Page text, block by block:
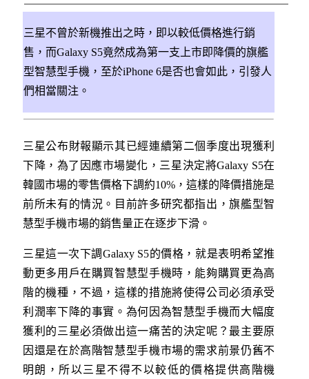
三星不曾於新機推出之時，即以較低價格進行銷
售，而Galaxy S5竟然成為第一支上市即降價的旗艦
型智慧型手機，至於iPhone 6是否也會如此，引發人
們相當關注。
三星公布財報顯示其已經連續第二個季度出現獲利
下降，為了因應市場變化，三星決定將Galaxy S5在
韓國市場的零售價格下調約10%，這樣的降價措施是
前所未有的情況。目前許多研究都指出，旗艦型智
慧型手機市場的銷售量正在逐步下滑。
三星這一次下調Galaxy S5的價格，就是表明希望推
動更多用戶在購買智慧型手機時，能夠購買更為高
階的機種，不過，這樣的措施將使得公司必須承受
利潤率下降的事實。為何因為智慧型手機而大幅度
獲利的三星必須做出這一痛苦的決定呢？最主要原
因還是在於高階智慧型手機市場的需求前景仍舊不
明朗，所以三星不得不以較低的價格提供高階機